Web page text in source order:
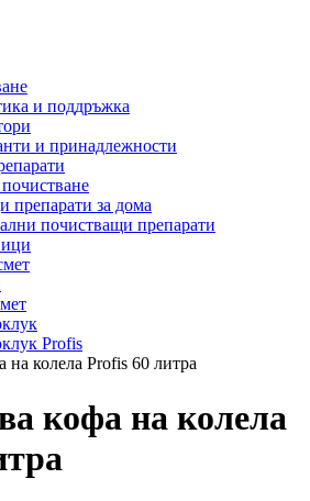
и поддръжка
и принадлежности
препарати за дома
почистващи препарати
Profis
на колела Profis 60 литра
кофа на колела